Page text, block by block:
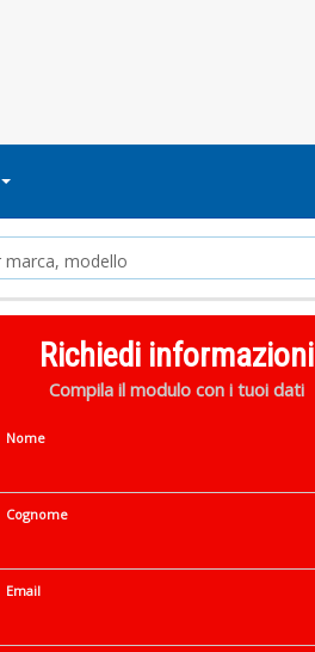
Richiedi informazioni
Compila il modulo con i tuoi dati
Nome
Cognome
Email